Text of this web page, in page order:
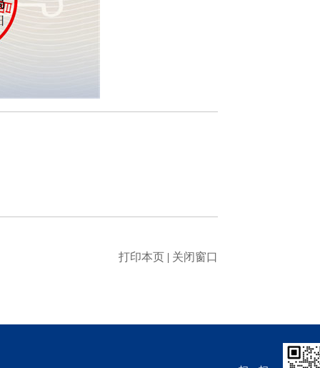
打印本页| 关闭窗口